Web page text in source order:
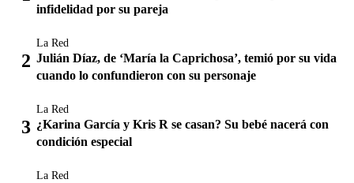
infidelidad por su pareja
La Red
Julián Díaz, de ‘María la Caprichosa’, temió por su vida
cuando lo confundieron con su personaje
La Red
¿Karina García y Kris R se casan? Su bebé nacerá con
condición especial
La Red